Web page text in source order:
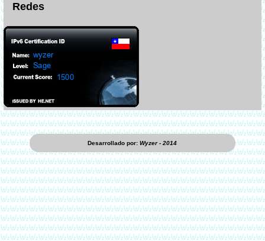
Redes
Desarrollado por:Wyzer - 2014